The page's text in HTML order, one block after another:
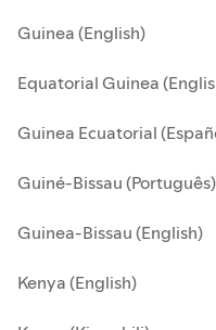
Guinea (English)
Equatorial Guinea
Guinea Ecuatorial
Guiné-Bissau (Português)
Guinea-Bissau (English)
Kenya (English)